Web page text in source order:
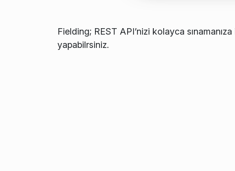
Fielding; REST API’nizi kolayca
yapabilrsiniz.